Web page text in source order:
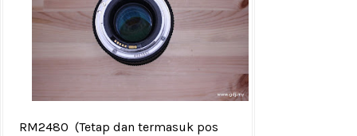
RM2480 (Tetap dan termasuk pos